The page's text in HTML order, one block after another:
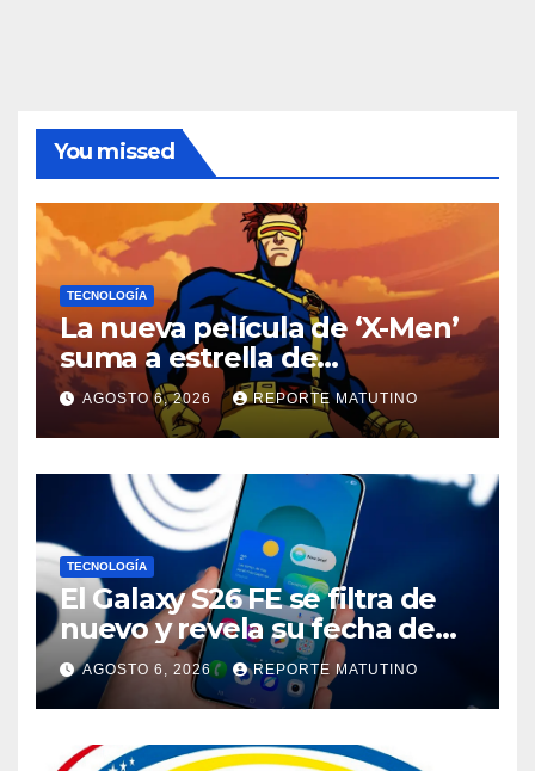
You missed
TECNOLOGÍA
La nueva película de ‘X-Men’
suma a estrella de
‘Heartstopper’ como Cíclope
AGOSTO 6, 2026 REPORTE MATUTINO
TECNOLOGÍA
El Galaxy S26 FE se filtra de
nuevo y revela su fecha de
lanzamiento
AGOSTO 6, 2026 REPORTE MATUTINO